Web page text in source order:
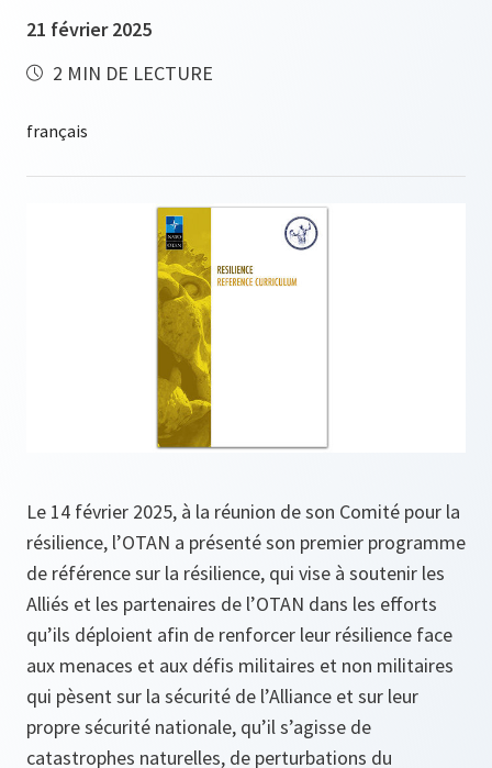
21 février 2025
2 MIN DE LECTURE
Le 14 février 2025, à la réunion de son Comité pour la
résilience, l’OTAN a présenté son premier programme
de référence sur la résilience, qui vise à soutenir les
Alliés et les partenaires de l’OTAN dans les efforts
qu’ils déploient afin de renforcer leur résilience face
aux menaces et aux défis militaires et non militaires
qui pèsent sur la sécurité de l’Alliance et sur leur
propre sécurité nationale, qu’il s’agisse de
catastrophes naturelles, de perturbations du